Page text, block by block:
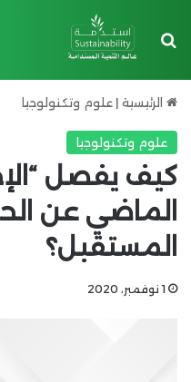
بحث عن
الرئيسية | علوم وتكنولوجيا
علوم وتكنولوجيا
كيف يفصل
الماضي عن
المستقبل؟
1 نوفمبر، 2020